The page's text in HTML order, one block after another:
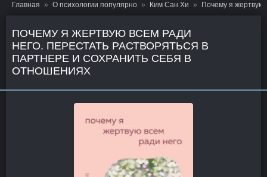
Главная О психологии популярно Ким Сан Хи Почему я жертвую
ПОЧЕМУ Я ЖЕРТВУЮ ВСЕМ РАДИ
НЕГО. ПЕРЕСТАТЬ РАСТВОРЯТЬСЯ В
ПАРТНЕРЕ И СОХРАНИТЬ СЕБЯ В
ОТНОШЕНИЯХ